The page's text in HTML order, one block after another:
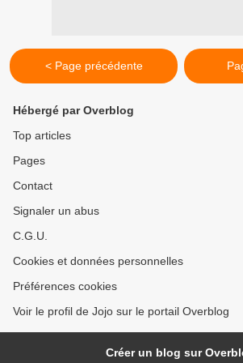
< Page précédente
Hébergé par Overblog
Top articles
Pages
Contact
Signaler un abus
C.G.U.
Cookies et données personnelles
Préférences cookies
Voir le profil de Jojo sur le portail Overblog
Créer un blog sur